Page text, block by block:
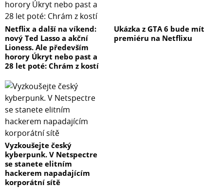
Netflix a další na víkend:
nový Ted Lasso a akční
Lioness. Ale především
horory Úkryt nebo past a
28 let poté: Chrám z kostí
Ukázka z GTA 6 bude mít
premiéru na Netflixu
Vyzkoušejte český
kyberpunk. V Netspectre
se stanete elitním
hackerem napadajícím
korporátní sítě